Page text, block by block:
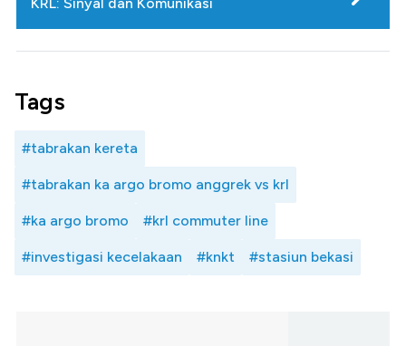
Tags
#tabrakan kereta
#tabrakan ka argo bromo anggrek vs krl
#ka argo bromo #krl commuter line
#investigasi kecelakaan #knkt #stasiun bekasi